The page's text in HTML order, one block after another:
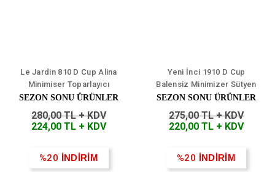
Le Jardin 810 D Cup Alina
Minimiser Toparlayıcı
Sütyen
SEZON SONU ÜRÜNLER
280,00 TL + KDV
224,00 TL + KDV
%20 İNDİRİM
Yeni İnci 1910 D Cup
Balensiz Minimizer Sütyen
SEZON SONU ÜRÜNLER
275,00 TL + KDV
220,00 TL + KDV
%20 İNDİRİM